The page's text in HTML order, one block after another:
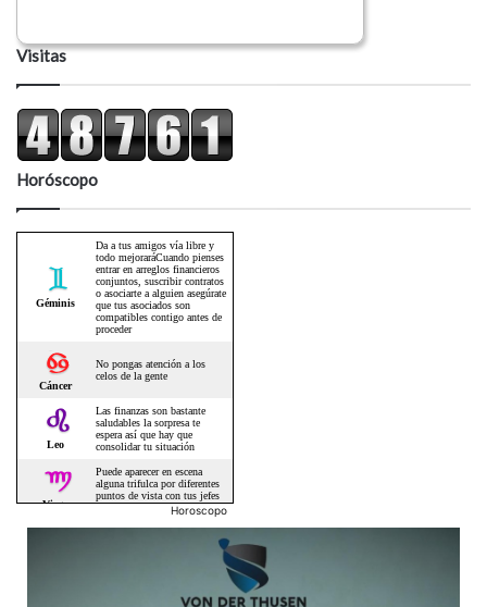
Visitas
Horóscopo
Horoscopo